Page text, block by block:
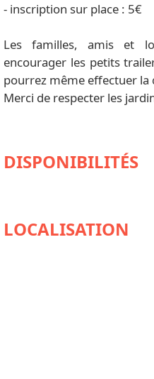
- inscription sur place : 5€
Les familles, amis et
encourager les petits
pourrez même effectuer la
Merci de respecter les
DISPONIBILITÉS